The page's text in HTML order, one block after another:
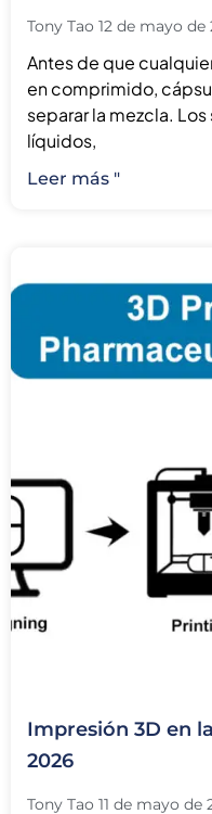
Tony Tao 12 de mayo de
Antes de que
en comprimido,
separar la mezcla.
líquidos,
Leer más "
Impresión 3D en
2026
Tony Tao 11 de mayo de